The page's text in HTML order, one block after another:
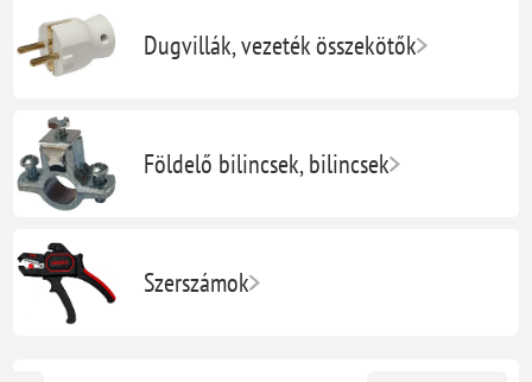
Dugvillák, vezeték összekötők
Földelő bilincsek, bilincsek
Szerszámok